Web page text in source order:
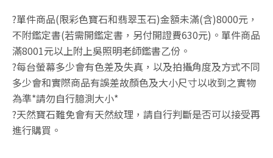
?單件商品(限彩色寶石和翡翠玉石)金額未滿(含)8000元，
不附鑑定書(若需開鑑定書，另付開證費630元)。單件商品
滿8001元以上附上吳照明老師鑑書乙份。
?每台螢幕多少會有色差及失真，以及拍攝角度及方式不同
多少會和實際商品有誤差故顏色及大小尺寸以收到之實物
為準*請勿自行臆測大小*
?天然寶石難免會有天然紋理，請自行判斷是否可以接受再
進行購買。